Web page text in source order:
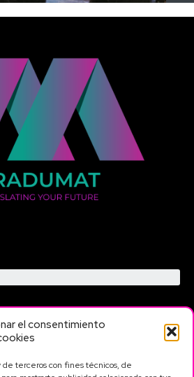
el consentimiento
de terceros con fines técnicos, de
Información